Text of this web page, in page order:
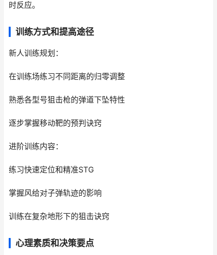
时反应。
训练方式和提高途径
新人训练规划：
在训练场练习不同距离的归零调整
熟悉各型号狙击枪的弹道下坠特性
逐步掌握移动靶的预判诀窍
进阶训练内容：
练习快速定位和精准STG
掌握风给对子弹轨迹的影响
训练在复杂地形下的狙击诀窍
心理素质和决策要点